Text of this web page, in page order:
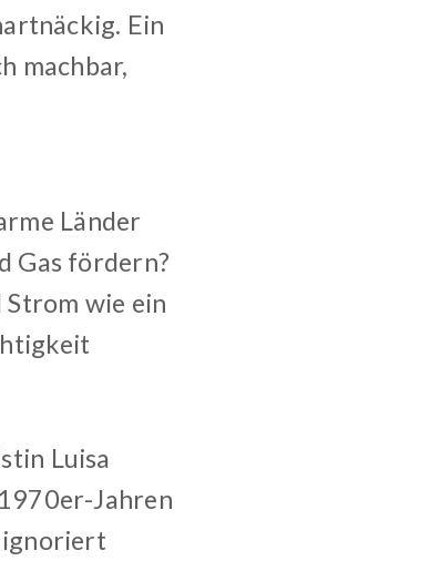
Ein
machbar,
Länder
Gas fördern?
wie ein
Luisa
Jahren
ignoriert